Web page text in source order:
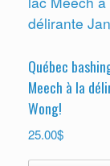
Québec
Meech à la
Wong!
25.00$